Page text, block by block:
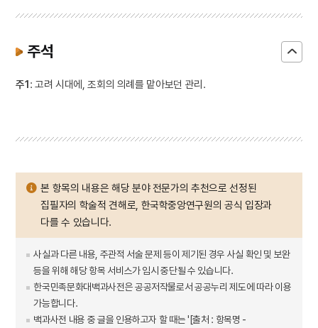
주석
주1: 고려 시대에, 조회의 의례를 맡아보던 관리.
본 항목의 내용은 해당 분야 전문가의 추천으로 선정된
집필자의 학술적 견해로, 한국학중앙연구원의 공식 입장과
다를 수 있습니다.
사실과 다른 내용, 주관적 서술 문제 등이 제기된 경우 사실 확인 및 보완
등을 위해 해당 항목 서비스가 임시 중단될 수 있습니다.
한국민족문화대백과사전은 공공저작물로서 공공누리 제도에 따라 이용
가능합니다.
백과사전 내용 중 글을 인용하고자 할 때는 '[출처 : 항목명 -